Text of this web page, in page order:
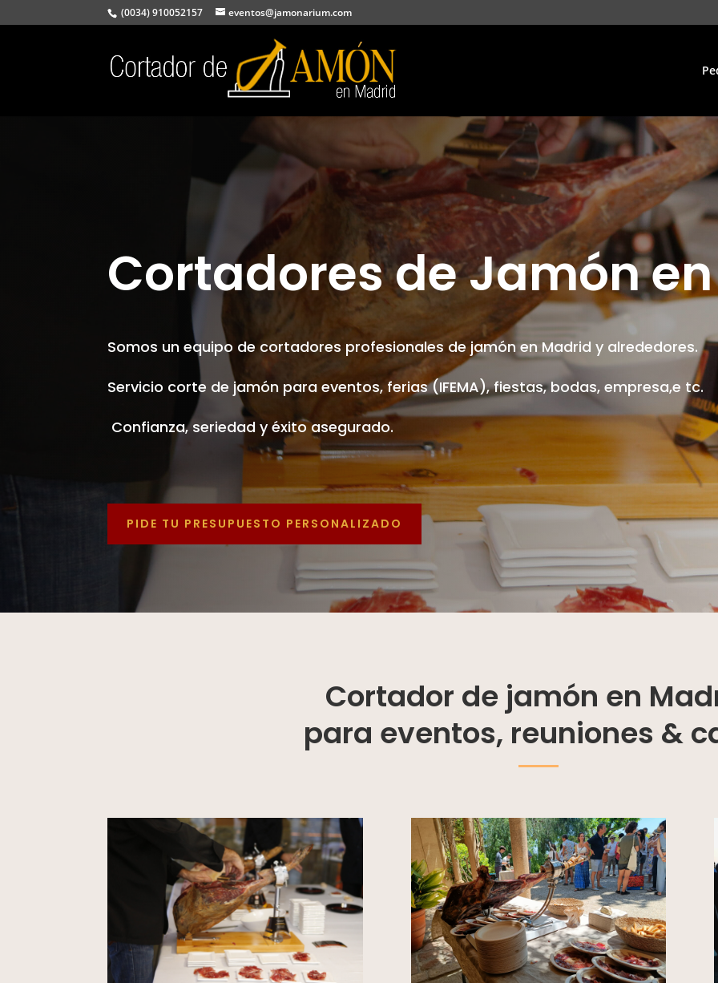
(0034) 910052157 eventos@jamonarium.com
Cortadores de Jamón
Somos un equipo de cortadores profesionales de jamón en Madrid y alrededores.
Servicio corte de jamón para eventos, ferias (IFEMA), fiestas, bodas, empresa,e tc.
Confianza, seriedad y éxito asegurado.
PIDE TU PRESUPUESTO PERSONALIZADO
Cortador de jamón en
para eventos, reuniones &